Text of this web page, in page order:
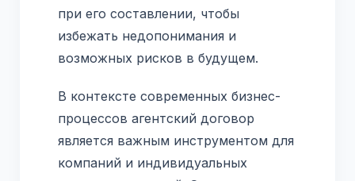
при его составлении, чтобы
избежать недопонимания и
возможных рисков в будущем.
В контексте современных бизнес-
процессов агентский договор
является важным инструментом для
компаний и индивидуальных